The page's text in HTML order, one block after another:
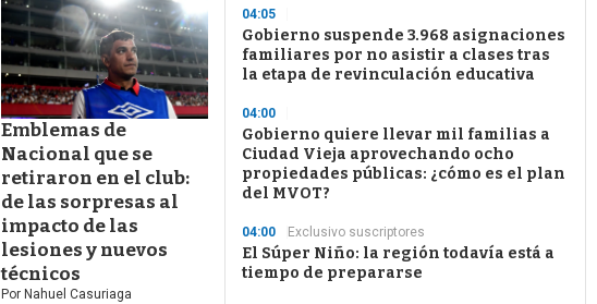
Emblemas de
Nacional que se
retiraron en el club:
de las sorpresas al
impacto de las
lesiones y nuevos
técnicos
Por Nahuel Casuriaga
04:05
Gobierno suspende 3.968 asignaciones
familiares por no asistir a clases tras
la etapa de revinculación educativa
04:00
Gobierno quiere llevar mil familias a
Ciudad Vieja aprovechando ocho
propiedades públicas: ¿cómo es el plan
del MVOT?
04:00 Exclusivo suscriptores
El Súper Niño: la región todavía está a
tiempo de prepararse